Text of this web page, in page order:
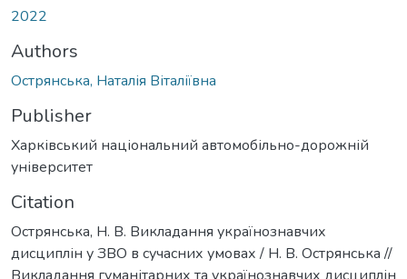
2022
Authors
Острянська, Наталія Віталіївна
Publisher
Харківський національний автомобільно-дорожній
університет
Citation
Острянська, Н. В. Викладання українознавчих
дисциплін у ЗВО в сучасних умовах / Н. В. Острянська //